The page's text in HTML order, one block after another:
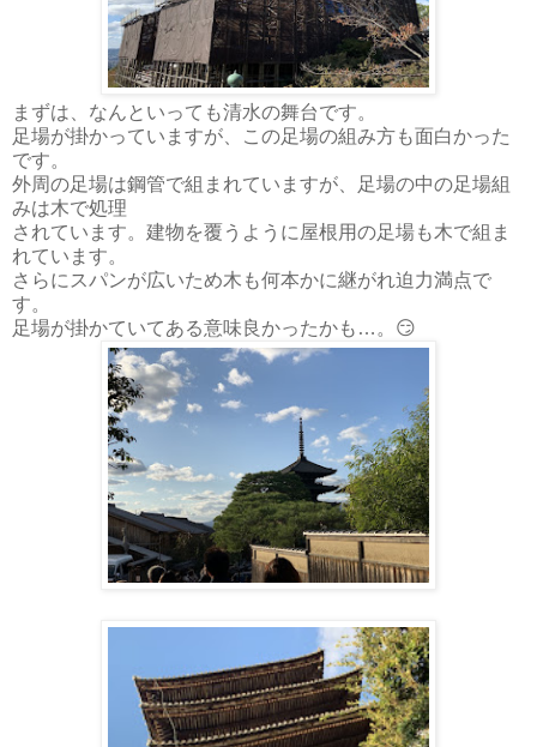
まずは、なんといっても清水の舞台です。
足場が掛かっていますが、この足場の組み方も面白かった
です。
外周の足場は鋼管で組まれていますが、足場の中の足場組
みは木で処理
されています。建物を覆うように屋根用の足場も木で組ま
れています。
さらにスパンが広いため木も何本かに継がれ迫力満点で
す。
足場が掛かていてある意味良かったかも…。😏